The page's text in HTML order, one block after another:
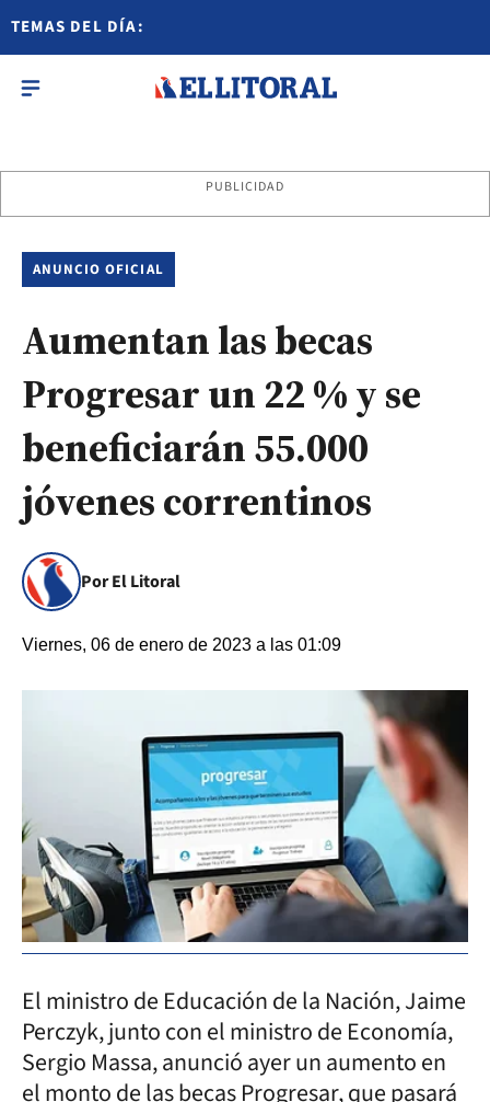
TEMAS DEL DÍA:
PUBLICIDAD
ANUNCIO OFICIAL
Aumentan las becas
Progresar un 22 % y se
beneficiarán 55.000
jóvenes correntinos
Por El Litoral
Viernes, 06 de enero de 2023 a las 01:09
El ministro de Educación de la Nación, Jaime
Perczyk, junto con el ministro de Economía,
Sergio Massa, anunció ayer un aumento en
el monto de las becas Progresar, que pasará